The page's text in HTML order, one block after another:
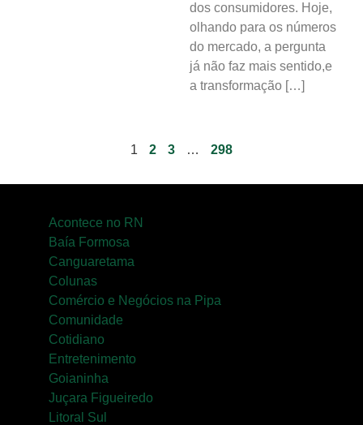
dos consumidores. Hoje,
olhando para os números
do mercado, a pergunta
já não faz mais sentido,e
a transformação […]
1 2 3 … 298
Acontece no RN
Baía Formosa
Canguaretama
Colunas
Comércio e Negócios na Pipa
Comunidade
Cotidiano
Entretenimento
Goianinha
Juçara Figueiredo
Litoral Sul